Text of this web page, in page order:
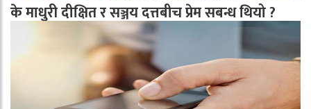
के माधुरी दीक्षित र सञ्जय दत्तबीच प्रेम सबन्ध थियो ?